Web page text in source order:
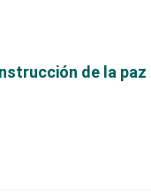
de la paz